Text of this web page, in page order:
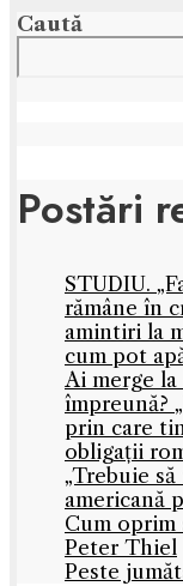
Caută
Postări
STUDIU.
rămâne în
amintiri la
cum pot
Ai merge
împreună?
prin care
obligații
„Trebuie
americană
Cum
Peter Thiel
Peste